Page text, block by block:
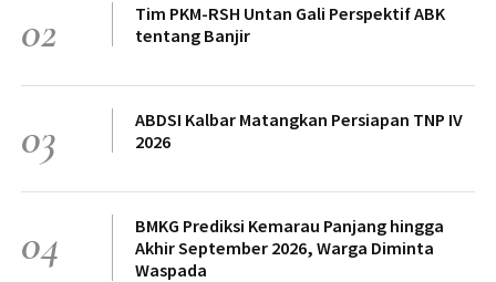
02
Tim PKM-RSH Untan Gali Perspektif ABK
tentang Banjir
03
ABDSI Kalbar Matangkan Persiapan TNP IV
2026
04
BMKG Prediksi Kemarau Panjang hingga
Akhir September 2026, Warga Diminta
Waspada